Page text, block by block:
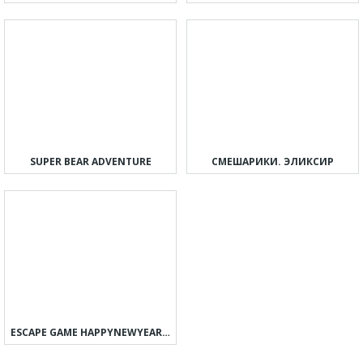
SUPER BEAR ADVENTURE СМЕШАРИКИ. ЭЛИКСИР
ESCAPE GAME HAPPYNEWYEAR 2023